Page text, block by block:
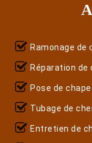
Ramonage de
Réparation de
Pose de
Tubage de
Entretien de